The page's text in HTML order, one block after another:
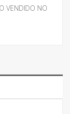
VENDIDO NO